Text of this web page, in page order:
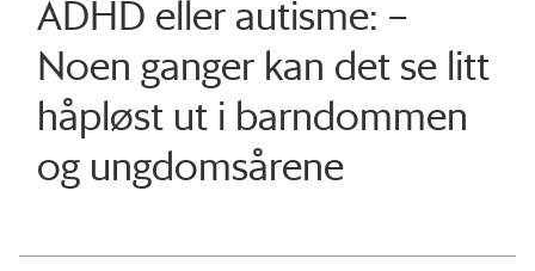
ADHD eller autisme: –
Noen ganger kan det se litt
håpløst ut i barndommen
og ungdomsårene